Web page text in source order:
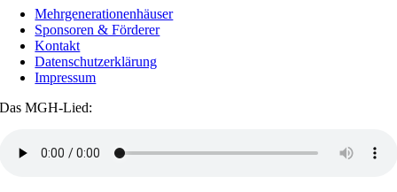
Mehrgenerationenhäuser
Sponsoren & Förderer
Kontakt
Datenschutzerklärung
Impressum
Das MGH-Lied: